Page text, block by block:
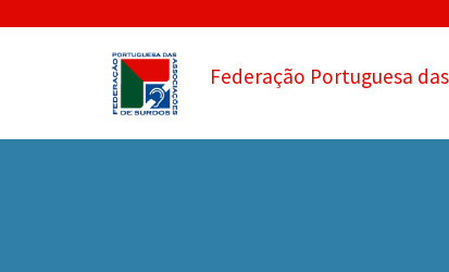
Federação Portuguesa